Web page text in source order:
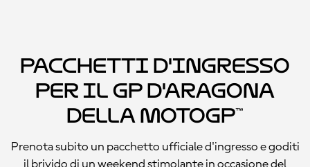
Pacchetti d'ingresso
per il GP d'Aragona
della MotoGP™
Prenota subito un pacchetto ufficiale d'ingresso e goditi
il brivido di un weekend stimolante in occasione del